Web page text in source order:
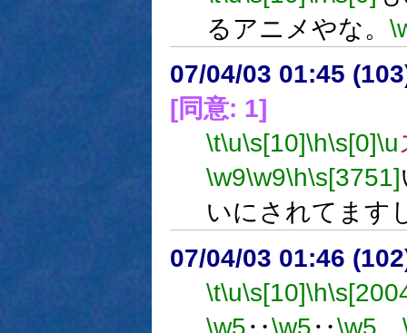
るアニメやな。
07/04/03 01:45
[同意: 1]
\t\u\s[10]\h\s[0]\u
\w9\w9\h\s[3751]
いにされてます
07/04/03 01:46
\t\u\s[10]\h
\w5‥\w5‥\w5。